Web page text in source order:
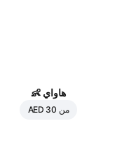
هاواي 👶
من AED 30